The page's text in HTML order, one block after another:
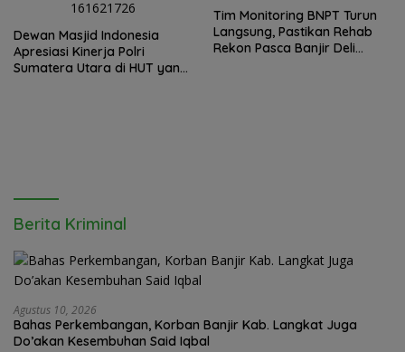
Dewan Masjid Indonesia
Apresiasi Kinerja Polri
Sumatera Utara di HUT yang
Tim Monitoring BNPT Turun
Langsung, Pastikan Rehab
Rekon Pasca Banjir Deli
Berita Kriminal
Agustus 10, 2026
Bahas Perkembangan, Korban Banjir Kab. Langkat Juga
Do’akan Kesembuhan Said Iqbal